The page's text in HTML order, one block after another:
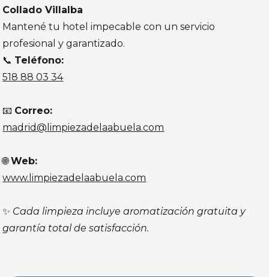
Collado Villalba
Mantené tu hotel impecable con un servicio
profesional y garantizado.
📞 Teléfono:
518 88 03 34
📧 Correo:
madrid@limpiezadelaabuela.com
🌐Web:
www.limpiezadelaabuela.com
✨ Cada limpieza incluye aromatización gratuita y
garantía total de satisfacción.